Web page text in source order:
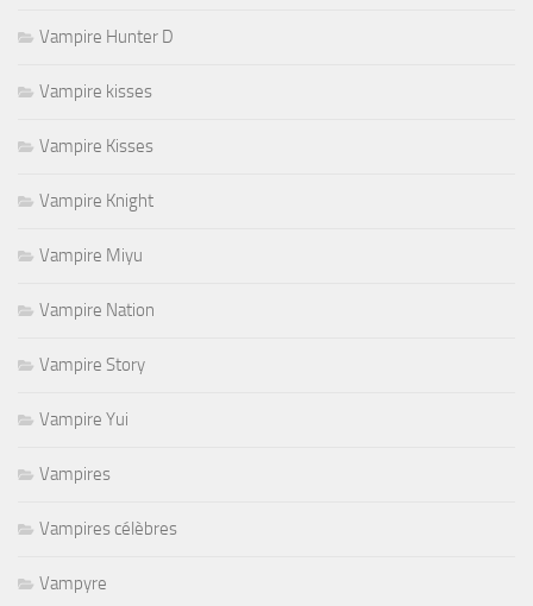
Vampire Hunter D
Vampire kisses
Vampire Kisses
Vampire Knight
Vampire Miyu
Vampire Nation
Vampire Story
Vampire Yui
Vampires
Vampires célèbres
Vampyre